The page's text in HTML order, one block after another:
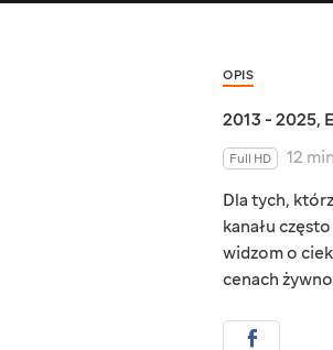
OPIS
2013 - 2025,
Full HD
12 min
Dla tych,
kanału
widzom o
cenach